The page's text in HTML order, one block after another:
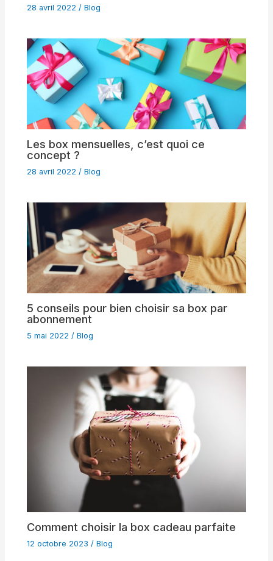
28 avril 2022/Blog
Les box mensuelles, c’est quoi ce
concept ?
28 avril 2022/Blog
5 conseils pour bien choisir sa box par
abonnement
5 mai 2022/Blog
Comment choisir la box cadeau parfaite
12 octobre 2023 /Blog